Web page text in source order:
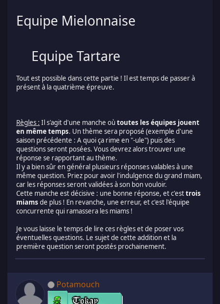
Equipe Mielonnaise
Equipe Tartare
Tout est possible dans cette partie ! Il est temps de passer à
présent à la quatrième épreuve.
Règles : Il s'agit d'une manche où toutes les équipes jouent
en même temps. Un thème sera proposé (exemple d'une
saison précédente : A quoi ça rime en "-ule") puis des
questions seront posées. Vous devrez alors trouver une
réponse se rapportant au thème.
Il y a bien sûr en général plusieurs réponses valables à une
même question. Priez pour avoir l'indulgence du grand miam,
car les réponses seront validées à son bon vouloir.
Cette manche est décisive : une bonne réponse, et c'esttrois
miams de plus ! En revanche, une erreur, et c'est l'équipe
concurrente qui ramassera les miams !
Je vous laisse le temps de lire ces règles et de poser vos
éventuelles questions. Le sujet de cette addition et la
première question seront postés prochainement.
Potamouch